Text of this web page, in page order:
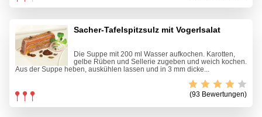
Sacher-Tafelspitzsulz mit Vogerlsalat
Die Suppe mit 200 ml Wasser aufkochen. Karotten,
gelbe Rüben und Sellerie zugeben und weich kochen.
Aus der Suppe heben, auskühlen lassen und in 3 mm dicke...
(93 Bewertungen)